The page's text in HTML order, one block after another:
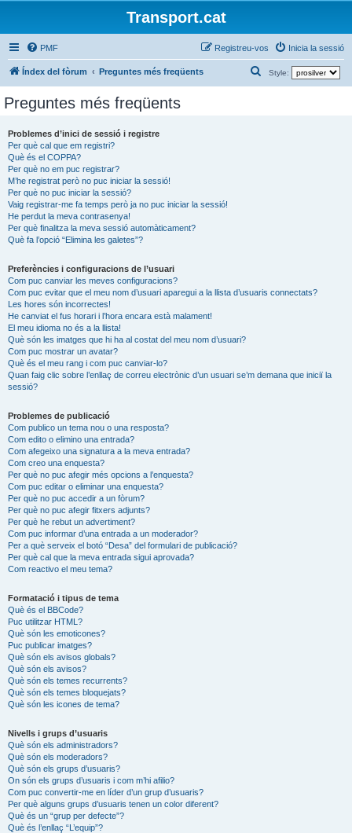
Transport.cat
PMF Inicia la sessió
Registreu-vos
Índex del fòrum Preguntes més freqüents Style:
e
Preguntes més freqüents
Problemes d’inici de sessió i registre
Per què cal que em registri?
Què és el COPPA?
Per què no em puc registrar?
M’he registrat però no puc iniciar la sessió!
Per què no puc iniciar la sessió?
Vaig registrar-me fa temps però ja no puc iniciar la sessió!
He perdut la meva contrasenya!
Per què finalitza la meva sessió automàticament?
Què fa l’opció “Elimina les galetes”?
Preferències i configuracions de l’usuari
Com puc canviar les meves configuracions?
Com puc evitar que el meu nom d’usuari aparegui a la llista d’usuaris connectats?
Les hores són incorrectes!
He canviat el fus horari i l’hora encara està malament!
El meu idioma no és a la llista!
Què són les imatges que hi ha al costat del meu nom d’usuari?
Com puc mostrar un avatar?
Què és el meu rang i com puc canviar-lo?
Quan faig clic sobre l’enllaç de correu electrònic d’un usuari se’m demana que iniciï la
sessió?
Problemes de publicació
Com publico un tema nou o una resposta?
Com edito o elimino una entrada?
Com afegeixo una signatura a la meva entrada?
Com creo una enquesta?
Per què no puc afegir més opcions a l’enquesta?
Com puc editar o eliminar una enquesta?
Per què no puc accedir a un fòrum?
Per què no puc afegir fitxers adjunts?
Per què he rebut un advertiment?
Com puc informar d’una entrada a un moderador?
Per a què serveix el botó “Desa” del formulari de publicació?
Per què cal que la meva entrada sigui aprovada?
Com reactivo el meu tema?
Formatació i tipus de tema
Què és el BBCode?
Puc utilitzar HTML?
Què són les emoticones?
Puc publicar imatges?
Què són els avisos globals?
Què són els avisos?
Què són els temes recurrents?
Què són els temes bloquejats?
Què són les icones de tema?
Nivells i grups d’usuaris
Què són els administradors?
Què són els moderadors?
Què són els grups d’usuaris?
On són els grups d’usuaris i com m’hi afilio?
Com puc convertir-me en líder d’un grup d’usuaris?
Per què alguns grups d’usuaris tenen un color diferent?
Què és un “grup per defecte”?
Què és l’enllaç “L’equip”?